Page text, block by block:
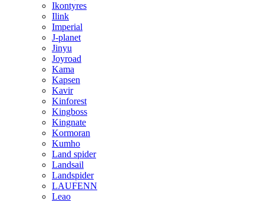
Ikontyres
Ilink
Imperial
J-planet
Jinyu
Joyroad
Kama
Kapsen
Kavir
Kinforest
Kingboss
Kingnate
Kormoran
Kumho
Land spider
Landsail
Landspider
LAUFENN
Leao